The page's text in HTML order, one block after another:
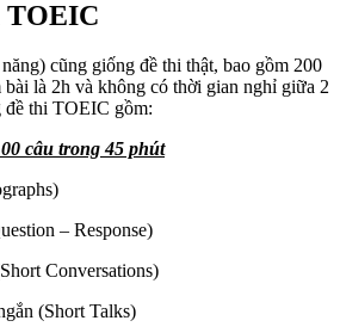
TOEIC
cũng giống đề thi thật, bao gồm 200
là 2h và không có thời gian nghỉ giữa 2
đề thi TOEIC gồm:
câu trong 45 phút
– Response)
Conversations)
(Short Talks)